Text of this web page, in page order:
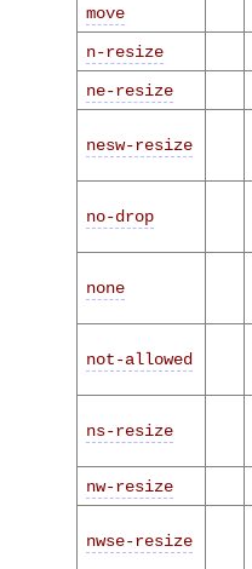
move
n-resize
ne-resize
nesw-resize
no-drop
none
not-allowed
ns-resize
nw-resize
nwse-resize